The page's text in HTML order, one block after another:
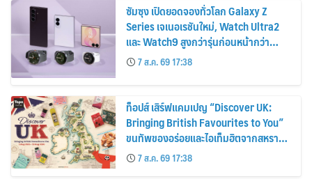
ซัมซุง เปิดยอดจองทั่วโลก Galaxy Z
Series เจเนอเรชันใหม่, Watch Ultra2
และ Watch9 สูงกว่ารุ่นก่อนหน้ากว่า
30%7 ส.ค. 69 17:38
ท็อปส์ เสิร์ฟแคมเปญ “Discover UK:
Bringing British Favourites to You”
ขนทัพของอร่อยและไอเท็มฮิตจากสหราช
อาณาจักร ส่งตรงถึงมือตั้งแต่วันนี้ – 18
สิงหาคมนี้
7 ส.ค. 69 17:38